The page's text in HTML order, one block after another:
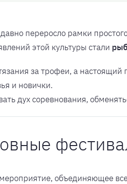
переросло рамки
этой культуры стали
за трофеи, а
и новички.
дух соревнования,
объединяющее